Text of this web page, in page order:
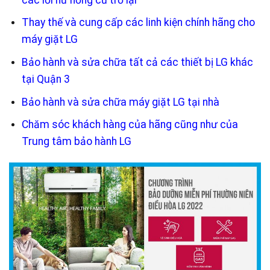
Thay thế và cung cấp các linh kiện chính hãng cho
máy giặt LG
Bảo hành và sửa chữa tất cả các thiết bị LG khác
tại Quận 3
Bảo hành và sửa chữa máy giặt LG tại nhà
Chăm sóc khách hàng của hãng cũng như của
Trung tâm bảo hành LG